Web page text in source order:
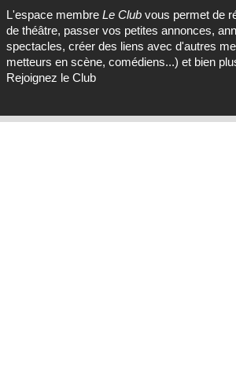
L'espace membre Le Club vous permet de
de théâtre, passer vos petites annonces,
spectacles, créer des liens avec d'autres
metteurs en scène, comédiens...) et bien
Rejoignez le Club